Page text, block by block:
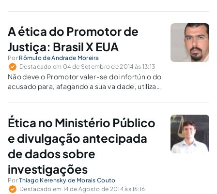
num "boteco" com o Advogado dos réus.
A ética do Promotor de
Justiça: Brasil X EUA
Por Rômulo de Andrade Moreira
Destacado em 04 de Setembro de 2014 às 13:13
Não deve o Promotor valer-se do infortúnio do
acusado para, afagando a sua vaidade, utilizar-
forenses e em busca da notoriedade gratuita e
nociva.
Ética no Ministério Público
e divulgação antecipada
de dados sobre
investigações
PorThiago Kerensky de Morais Couto
Destacado em 14 de Agosto de 2014 às 16:16